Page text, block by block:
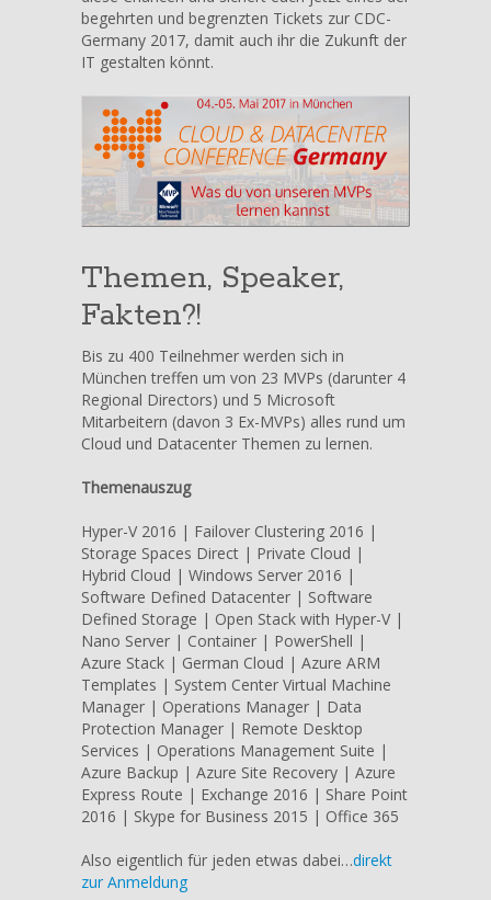
begehrten und begrenzten Tickets zur CDC-
Germany 2017, damit auch ihr die Zukunft der
IT gestalten könnt.
Themen, Speaker,
Fakten?!
Bis zu 400 Teilnehmer werden sich in
München treffen um von 23 MVPs (darunter 4
Regional Directors) und 5 Microsoft
Mitarbeitern (davon 3 Ex-MVPs) alles rund um
Cloud und Datacenter Themen zu lernen.
Themenauszug
Hyper-V 2016 | Failover Clustering 2016 |
Storage Spaces Direct | Private Cloud |
Hybrid Cloud | Windows Server 2016 |
Software Defined Datacenter | Software
Defined Storage | Open Stack with Hyper-V |
Nano Server | Container | PowerShell |
Azure Stack | German Cloud | Azure ARM
Templates | System Center Virtual Machine
Manager | Operations Manager | Data
Protection Manager | Remote Desktop
Services | Operations Management Suite |
Azure Backup | Azure Site Recovery | Azure
Express Route | Exchange 2016 | Share Point
2016 | Skype for Business 2015 | Office 365
Also eigentlich für jeden etwas dabei…direkt
zur Anmeldung